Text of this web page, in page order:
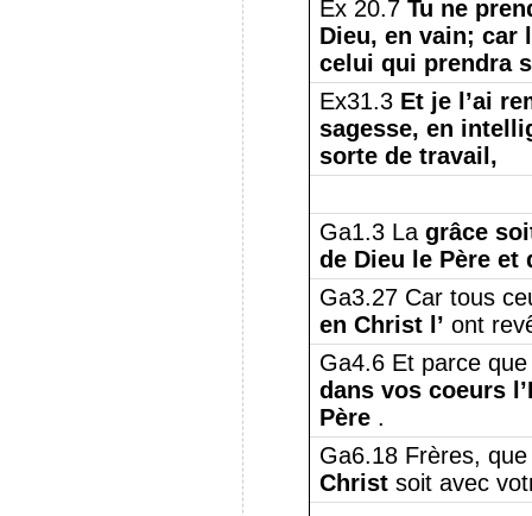
Ex 20.7 Tu ne
Dieu, en vain; car
celui qui prendra
Ex31.3 Et je l’ai
sagesse, en
sorte de travail,
Ga1.3 La grâce
de Dieu le Père et
Ga3.27 Car tous
en Christ l’ ont
Ga4.6 Et parce
dans vos coeurs
Père.
Ga6.18 Frères,
Christsoit avec